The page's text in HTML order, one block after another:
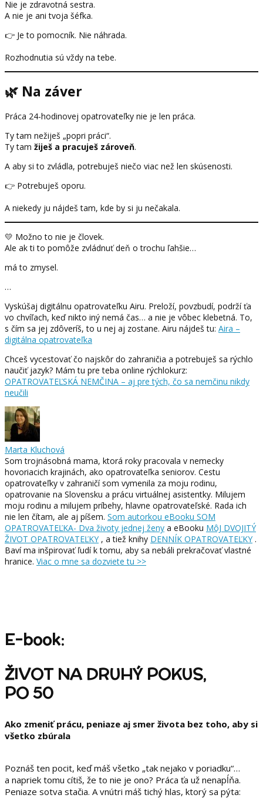
Nie je zdravotná sestra.
A nie je ani tvoja šéfka.
👉 Je to pomocník. Nie náhrada.
Rozhodnutia sú vždy na tebe.
🌿 Na záver
Práca 24-hodinovej opatrovateľky nie je len práca.
Ty tam nežiješ „popri práci“.
Ty tam žiješ a pracuješ zároveň.
A aby si to zvládla, potrebuješ niečo viac než len skúsenosti.
👉 Potrebuješ oporu.
A niekedy ju nájdeš tam, kde by si ju nečakala.
💛 Možno to nie je človek.
Ale ak ti to pomôže zvládnuť deň o trochu ľahšie…
má to zmysel.
…
Vyskúšaj digitálnu opatrovateľku Airu. Preloží, povzbudí, podrží ťa
vo chvíľach, keď nikto iný nemá čas… a nie je vôbec klebetná. To,
s čím sa jej zdôveríš, to u nej aj zostane. Airu nájdeš tu: Aira –
digitálna opatrovateľka
Chceš vycestovať čo najskôr do zahraničia a potrebuješ sa rýchlo
naučiť jazyk? Mám tu pre teba online rýchlokurz:
OPATROVATEĽSKÁ NEMČINA – aj pre tých, čo sa nemčinu nikdy
neučili
Marta Kluchová
Som trojnásobná mama, ktorá roky pracovala v nemecky
hovoriacich krajinách, ako opatrovateľka seniorov. Cestu
opatrovateľky v zahraničí som vymenila za moju rodinu,
opatrovanie na Slovensku a prácu virtuálnej asistentky. Milujem
moju rodinu a milujem príbehy, hlavne opatrovateľské. Rada ich
nie len čítam, ale aj píšem. Som autorkou eBooku SOM
OPATROVATEĽKA- Dva životy jednej ženy a eBooku MôJ DVOJITÝ
ŽIVOT OPATROVATEĽKY , a tiež knihy DENNÍK OPATROVATEĽKY .
Baví ma inšpirovať ľudí k tomu, aby sa nebáli prekračovať vlastné
hranice. Viac o mne sa dozviete tu >>
E-book:
ŽIVOT NA DRUHÝ POKUS,
PO 50
Ako zmeniť prácu, peniaze aj smer života bez toho, aby si
všetko zbúrala
Poznáš ten pocit, keď máš všetko „tak nejako v poriadku“…
a napriek tomu cítiš, že to nie je ono? Práca ťa už nenapĺňa.
Peniaze sotva stačia. A vnútri máš tichý hlas, ktorý sa pýta: